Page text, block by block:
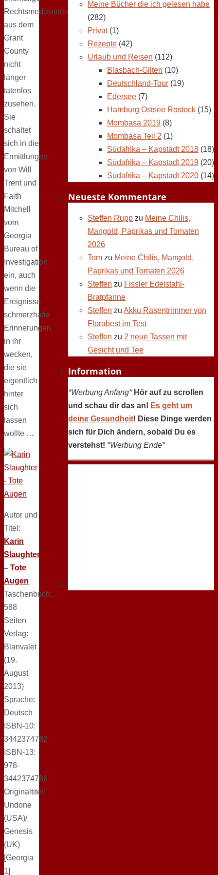
Rechtsmedizinerin
aus dem
Grant
County
nicht
länger
tatenlos
zusehen.
Sie
schaltet
sich in die
Ermittlungen
von Will
Trent und
Faith
Mitchell
vom
Georgia
Bureau of
Investigation
ein, auch
wenn die
Ereignisse
schmerzhafte
Erinnerungen
in ihr
wecken,
die sie
eigentlich
hinter
sich
lassen
wollte …
Autor und
Titel:
Karin
Slaughter
– Tote
Augen
Taschenbuch:
588
Seiten
Verlag:
Blanvalet
(19.
August
2013)
Sprache:
Deutsch
ISBN-10:
3442374782
ISBN-13:
978-
3442374786
Originaltitel:
Undone
(USA)/
Genesis
(UK)
[Georgia
1]
Meine Bücher die ich gelesen habe
(282)
Privat(1)
Rezepte (42)
Urlaub und Reisen (112)
Blasbach-Gilten (10)
Deutschland-Tour (19)
Edersee (7)
Hamburg Ostsee Rostock (15)
Mombasa 2019 (8)
Mombasa Teil 2 (1)
Südafrika – Kapstadt 2018 (18)
Südafrika – Kapstadt 2019 (20)
Südafrika – Kapstadt 2020 (14)
Neueste Kommentare
Steffen Rupp zu Meine Chilis,
Mangold, Paprikas und Tomaten
2026
Tom zu Meine Chilis, Mangold,
Paprikas und Tomaten 2026
Steffen zu Fissler Edelstahl-
Bratpfanne
Steffen zu Akku Rasentrimmer von
Florabest im Test
Steffen zu 2 neue Tassen mit
Gesicht und Tee
Information
*Werbung Anfang* Hör auf zu scrollen
und schau dir das an! Es geht um
deine Gesundheit! Diese Dinge werden
sich für Dich ändern, sobald Du es
verstehst! *Werbung Ende*